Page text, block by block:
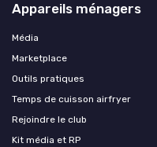
Appareils ménagers
Média
Marketplace
Outils pratiques
Temps de cuisson airfryer
Rejoindre le club
Kit média et RP